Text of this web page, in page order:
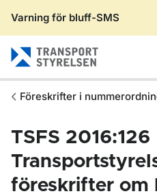
Varning för bluff-SMS
Föreskrifter i
TSFS 2016:126
föreskrifter om